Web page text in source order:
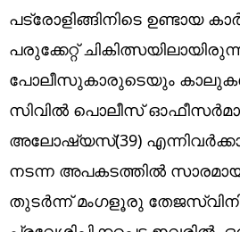
world
Technology
Religion
Web Story
Photo
Short Videos
പട്രോളിങ്ങിനിടെ ഉണ്ടായ
പരുക്കേറ്റ്
പോലീസുകാരുടെയും കാലുകൾ
സിവിൽ പൊലീസ്
അലോഷ്യസ്(39)
നടന്ന അ‌പകടത്തിൽ
തുടർന്ന് മംഗളൂരു